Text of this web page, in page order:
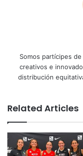
Somos partícipes
creativos e
distribución
Related Articles